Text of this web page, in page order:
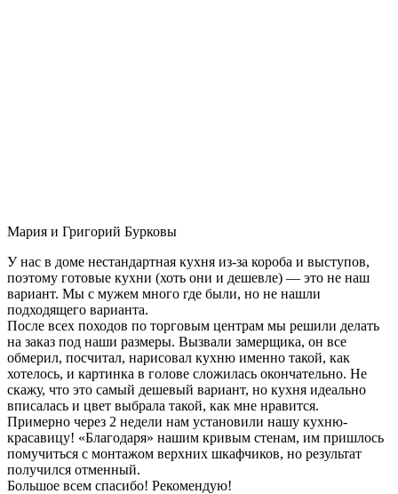
Мария и Григорий Бурковы
У нас в доме нестандартная кухня из-за короба и выступов,
поэтому готовые кухни (хоть они и дешевле) — это не наш
вариант. Мы с мужем много где были, но не нашли
подходящего варианта.
После всех походов по торговым центрам мы решили делать
на заказ под наши размеры. Вызвали замерщика, он все
обмерил, посчитал, нарисовал кухню именно такой, как
хотелось, и картинка в голове сложилась окончательно. Не
скажу, что это самый дешевый вариант, но кухня идеально
вписалась и цвет выбрала такой, как мне нравится.
Примерно через 2 недели нам установили нашу кухню-
красавицу! «Благодаря» нашим кривым стенам, им пришлось
помучиться с монтажом верхних шкафчиков, но результат
получился отменный.
Большое всем спасибо! Рекомендую!